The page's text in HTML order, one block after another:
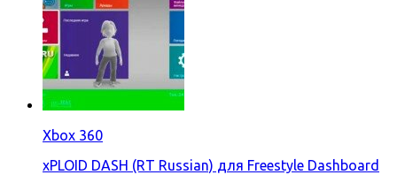
Xbox 360
xPLOID DASH (RT Russian) для Freestyle Dashboard